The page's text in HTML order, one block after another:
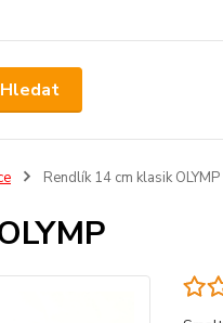
Hledat
Rendlík 14 cm klasik OLYMP